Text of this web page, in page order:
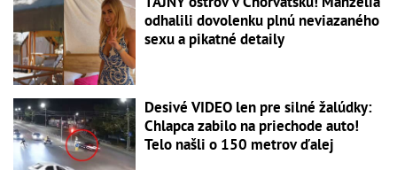
odhalili dovolenku plnú neviazaného
sexu a pikatné detaily
Desivé VIDEO len pre silné žalúdky:
Chlapca zabilo na priechode auto!
Telo našli o 150 metrov ďalej